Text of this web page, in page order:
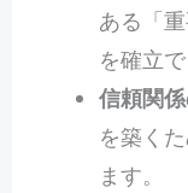
ある「
を確立で
信頼関
を築く
ます。